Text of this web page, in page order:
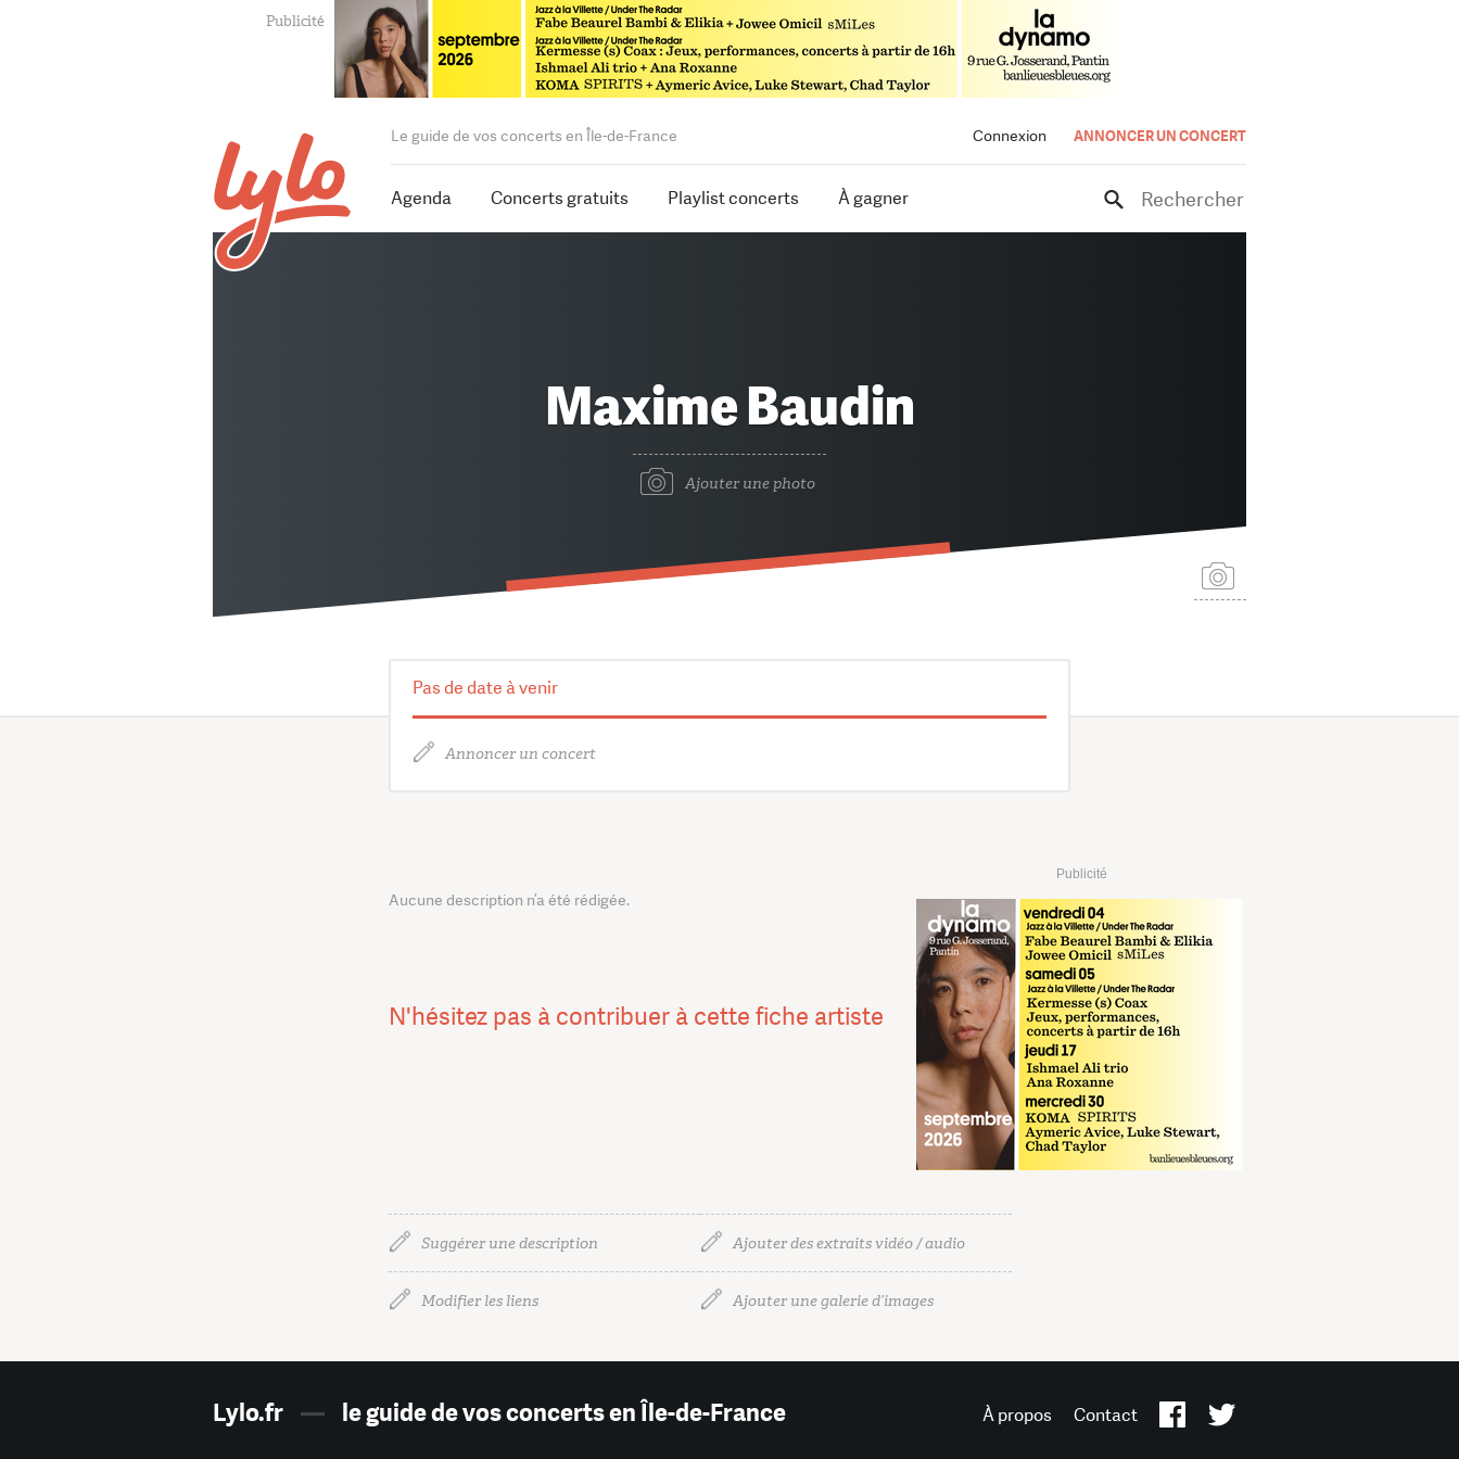
Connexion ANNONCER UN CONCERT
Le guide de vos concerts en Île-de-France
Agenda Concerts gratuits Playlist concerts À gagner Rechercher
Maxime Baudin
Ajouter une photo
Pas de date à venir
Annoncer un concert
Publicité
Aucune description n’a été rédigée.
N'hésitez pas à contribuer à cette fiche artiste
Suggérer une description Ajouter des extraits vidéo / audio
Modifier les liens Ajouter une galerie d’images
Lylo.fr — le guide de vos concerts en Île-de-France À propos Contact